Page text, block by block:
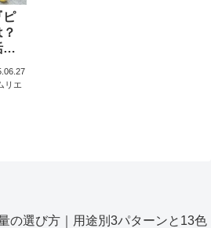
ピ
用
リエ
の選び方｜用途別3パターンと13色